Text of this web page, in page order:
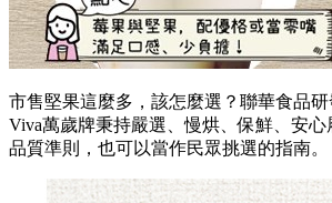
市售堅果這麼多，該怎麼選？聯華食品研
Viva萬歲牌秉持嚴選、慢烘、保鮮、安
品質準則，也可以當作民眾挑選的指南。